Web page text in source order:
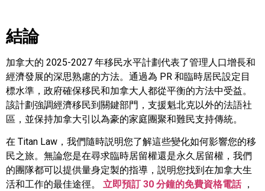
結論
加拿大的 2025-2027 年移民水平計劃代表了管理人口增長和
經濟發展的深思熟慮的方法。通過為 PR 和臨時居民設定目
標水準，政府確保移民和加拿大人都從平衡的方法中受益。
該計劃強調經濟移民到關鍵部門，支援魁北克以外的法語社
區，並保持加拿大引以為豪的家庭團聚和難民支持傳統。
在 Titan Law，我們隨時説明您了解這些變化如何影響您的移
民之旅。無論您是在尋求臨時居留權還是永久居留權，我們
的團隊都可以提供量身定製的指導，説明您找到在加拿大生
活和工作的最佳途徑。 立即預訂 30 分鐘的免費資格電話，